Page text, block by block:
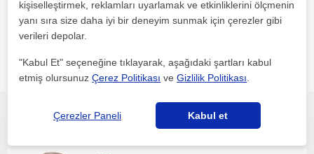
Eskisehir sehri bölgesinde ilginizi çekebilecek diğer Ingilizce
öğretmenleri
kişiselleştirmek, reklamları uyarlamak ve etkinliklerini ölçmenin
yanı sıra size daha iyi bir deneyim sunmak için çerezler gibi
verileri depolar.
"Kabul Et" seçeneğine tıklayarak, aşağıdaki şartları kabul
etmiş olursunuzÇerez Politikası veGizlilik Politikası
Çerezler Paneli Kabul et